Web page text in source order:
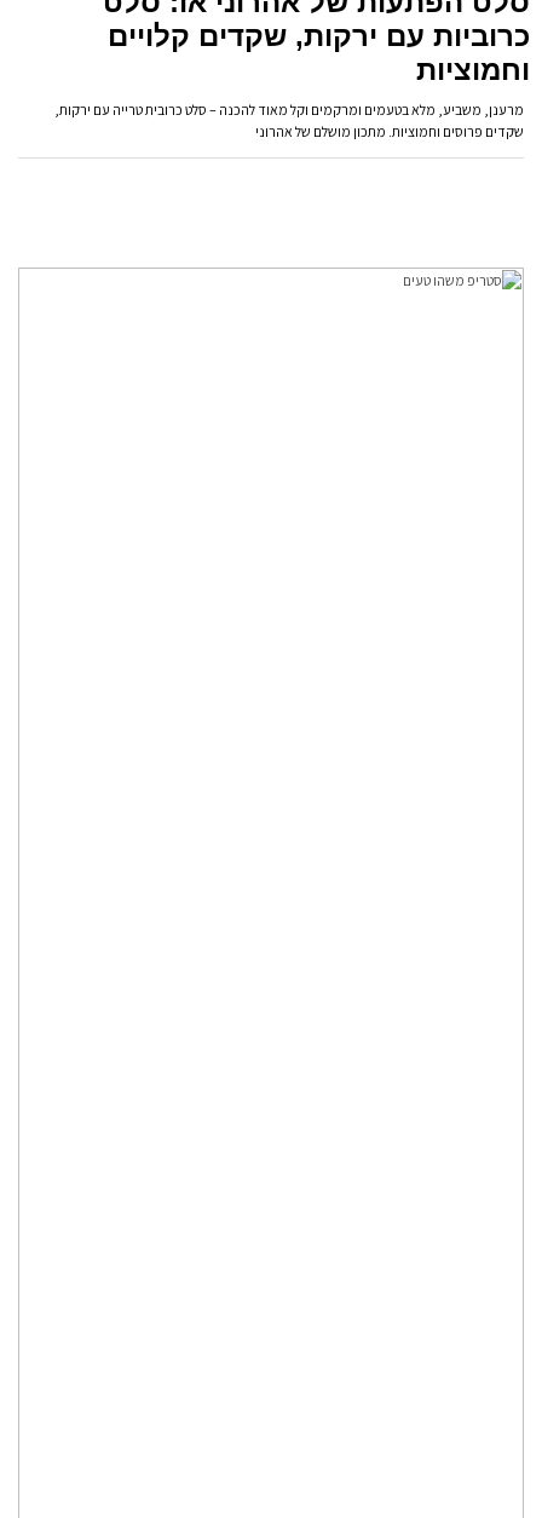
כרוביות עם ירקות, שקדים קלויים
וחמוציות
מרענן, משביע, מלא בטעמים ומרקמים וקל מאוד להכנה – סלט כרובית טרייה עם ירקות,
שקדים פרוסים וחמוציות. מתכון מושלם של אהרוני